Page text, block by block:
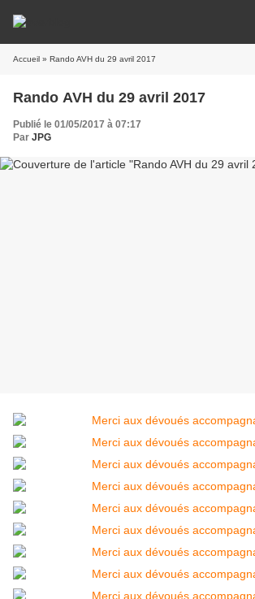
Accueil » Rando AVH du 29 avril 2017
Rando AVH du 29 avril 2017
Publié le 01/05/2017 à 07:17
Par JPG